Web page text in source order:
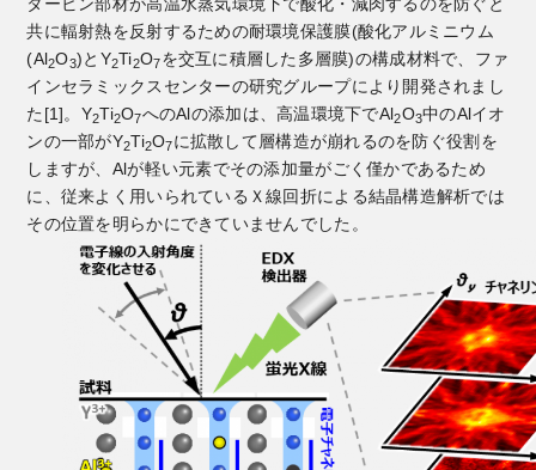
共に輻射熱を反射するための耐環境保護膜(酸化アルミニウム
(Al2O3)とY2Ti2O7を交互に積層した多層膜)の構成材料で、ファ
インセラミックスセンターの研究グループにより開発されまし
た[1]。Y2Ti2O7へのAlの添加は、高温環境下でAl2O3中のAlイオ
ンの一部がY2Ti2O7に拡散して層構造が崩れるのを防ぐ役割を
しますが、Alが軽い元素でその添加量がごく僅かであるため
に、従来よく用いられているＸ線回折による結晶構造解析では
その位置を明らかにできていませんでした。